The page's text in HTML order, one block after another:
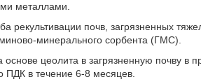
металлами.
рекультивации почв, загрязненных
минерального сорбента (ГМС).
цеолита в загрязненную почву в
ПДК в течение 6-8 месяцев.